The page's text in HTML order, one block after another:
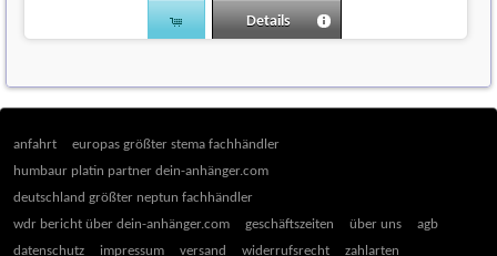
Details
anfahrt
europas größter stema fachhändler
humbaur platin partner dein-anhänger.com
deutschland größter neptun fachhändler
wdr bericht über dein-anhänger.com
geschäftszeiten über uns
agb
datenschutz
impressum versand widerrufsrecht zahlarten